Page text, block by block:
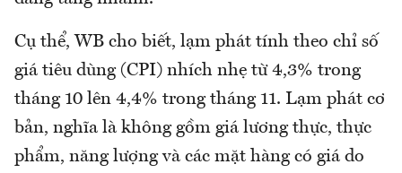
Cụ thể, WB cho biết, lạm phát tính theo chỉ số
giá tiêu dùng (CPI) nhích nhẹ từ 4,3% trong
tháng 10 lên 4,4% trong tháng 11. Lạm phát cơ
bản, nghĩa là không gồm giá lương thực, thực
phẩm, năng lượng và các mặt hàng có giá do